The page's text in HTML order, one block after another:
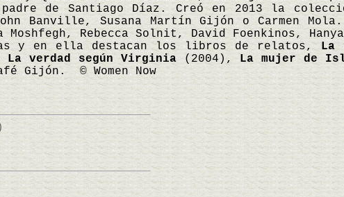
de Santiago Díaz. Creó en 2013 la
Banville, Susana Martín Gijón o Carmen
Moshfegh, Rebecca Solnit, David Foenkinos,
y en ella destacan los libros de relatos, La
La verdad según Virginia(2004), La mujer de
Gijón. © Women Now